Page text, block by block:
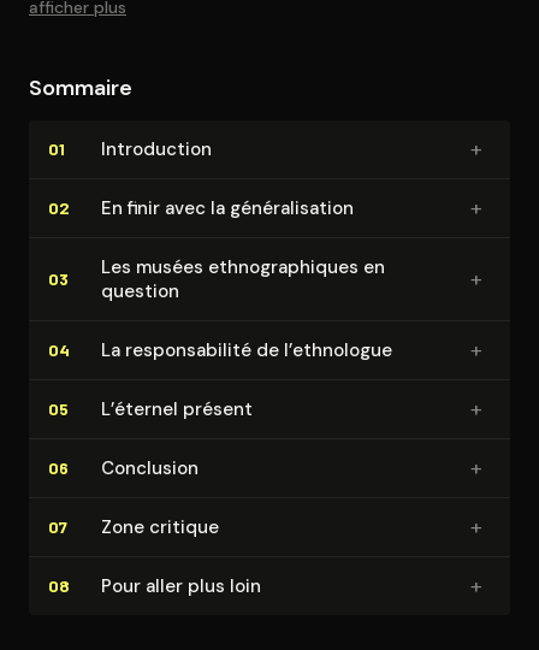
afficher plus
Sommaire
01 In­tro­duc­tion +
02 En finir avec la gé­né­ra­li­sa­tion +
03
Les musées eth­no­gra­phiques en
question
+
04 La res­pon­sa­bi­li­té de l’ethnologue +
05 L’éternel présent +
06 Conclusion +
07 Zone critique +
08 Pour aller plus loin +